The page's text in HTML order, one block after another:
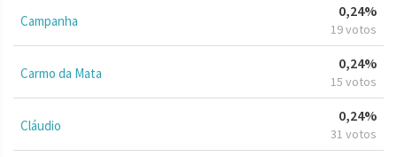
Campanha
0,24%
19 votos
Carmo da Mata
0,24%
15 votos
Cláudio
0,24%
31 votos